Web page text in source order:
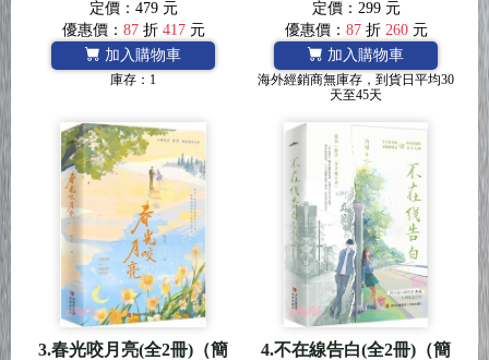
定價：479 元
優惠價： 87折 417元
加入購物車
庫存：1
定價：299 元
優惠價： 87折 260元
加入購物車
海外經銷商無庫存，到貨日平均30
天至45天
3.春光咬月亮(全2冊)（簡
4.不在線告白(全2冊)（簡